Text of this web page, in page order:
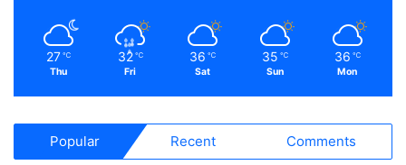
27 ℃
Thu
32 ℃
Fri
36 ℃
Sat
35 ℃
Sun
36 ℃
Mon
Popular Recent Comments